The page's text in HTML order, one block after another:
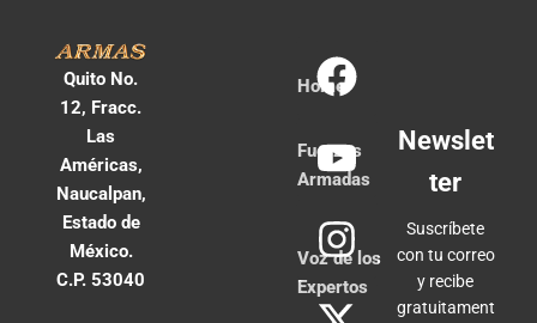
Quito No.
12, Fracc.
Las
Américas,
Naucalpan,
Estado de
México.
C.P. 53040
Home
Fuerzas
Armadas
Voz de los
Expertos
Newslet
ter
Suscríbete
con tu correo
y recibe
gratuitament